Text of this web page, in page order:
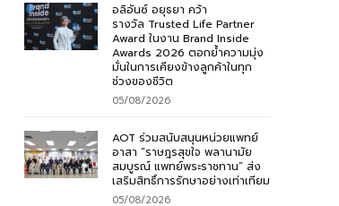
อลิอันซ์ อยุธยา คว้า
รางวัล Trusted Life Partner
Award ในงาน Brand Inside
Awards 2026 ตอกย้ำความมุ่ง
มั่นในการเคียงข้างลูกค้าในทุก
ช่วงของชีวิต
05/08/2026
AOT ร่วมสนับสนุนหน่วยแพทย์
อาสา “ราษฎรสุขใจ พลานามัย
สมบูรณ์ แพทย์พระราชทาน” ส่ง
เสริมสิทธิ์การรักษาอย่างเท่าเทียม
05/08/2026